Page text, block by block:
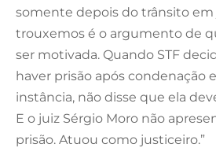
somente depois do trânsito em
trouxemos é o argumento de
ser motivada. Quando STF
haver prisão após condenação
instância, não disse que ela
E o juiz Sérgio Moro não
prisão. Atuou como justiceiro.”